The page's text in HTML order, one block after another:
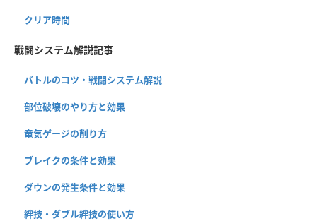
クリア時間
戦闘システム解説記事
バトルのコツ・戦闘システム解説
部位破壊のやり方と効果
竜気ゲージの削り方
ブレイクの条件と効果
ダウンの発生条件と効果
絆技・ダブル絆技の使い方